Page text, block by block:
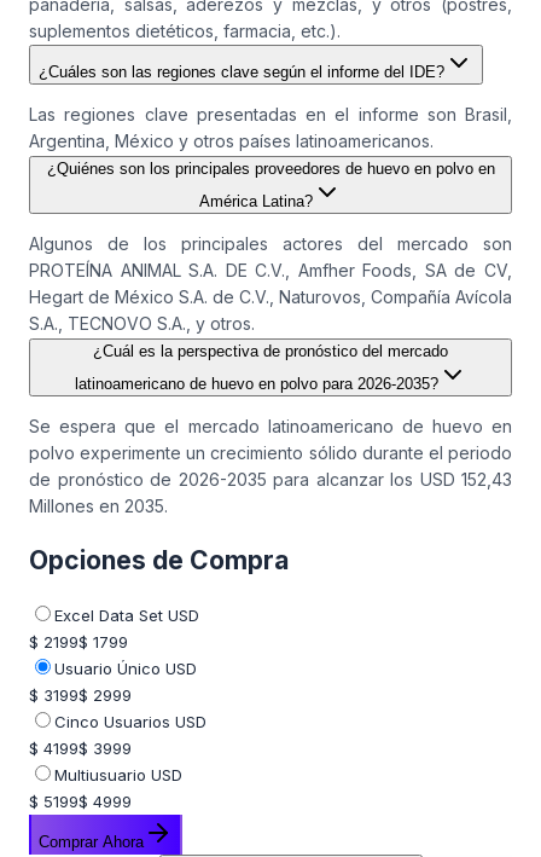
panadería, salsas, aderezos y mezclas, y otros (postres,
suplementos dietéticos, farmacia, etc.).
¿Cuáles son las regiones clave según el informe del IDE?
Las regiones clave presentadas en el informe son Brasil,
Argentina, México y otros países latinoamericanos.
¿Quiénes son los principales proveedores de huevo en polvo en
América Latina?
Algunos de los principales actores del mercado son
PROTEÍNA ANIMAL S.A. DE C.V., Amfher Foods, SA de CV,
Hegart de México S.A. de C.V., Naturovos, Compañía Avícola
S.A., TECNOVO S.A., y otros.
¿Cuál es la perspectiva de pronóstico del mercado
latinoamericano de huevo en polvo para 2026-2035?
Se espera que el mercado latinoamericano de huevo en
polvo experimente un crecimiento sólido durante el periodo
de pronóstico de 2026-2035 para alcanzar los USD 152,43
Millones en 2035.
Opciones de Compra
Excel Data Set USD
$ 2199$ 1799
Usuario Único USD
$ 3199$ 2999
Cinco Usuarios USD
$ 4199$ 3999
Multiusuario USD
$ 5199$ 4999
Comprar Ahora